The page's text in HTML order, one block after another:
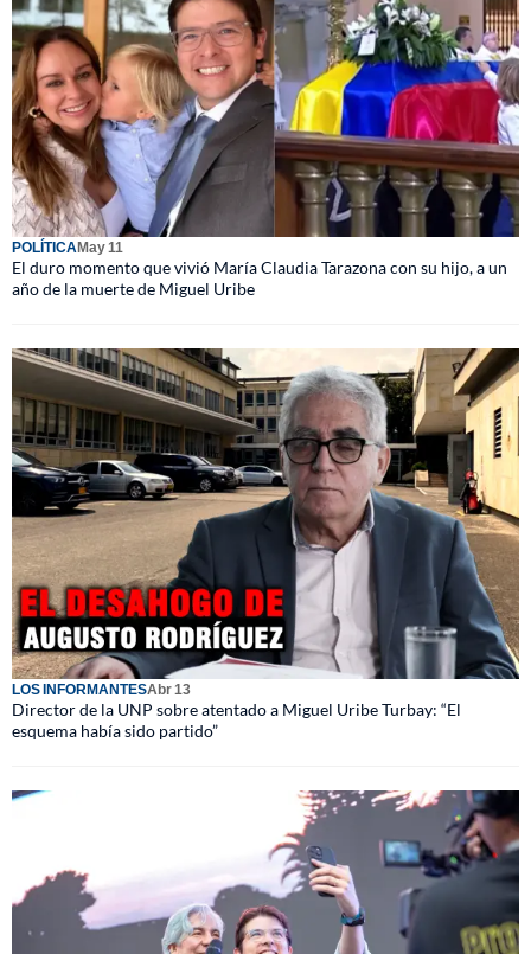
POLÍTICAMay 11
El duro momento que vivió María Claudia Tarazona con su hijo, a un
año de la muerte de Miguel Uribe
LOS INFORMANTESAbr 13
Director de la UNP sobre atentado a Miguel Uribe Turbay: “El
esquema había sido partido”